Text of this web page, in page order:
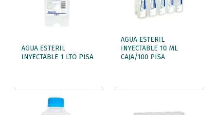
AGUA ESTERIL
INYECTABLE 1 LTO PISA
AGUA ESTERIL
INYECTABLE 10 ML
CAJA/100 PISA